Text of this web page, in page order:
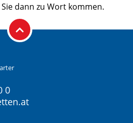
dann zu Wort kommen.
0